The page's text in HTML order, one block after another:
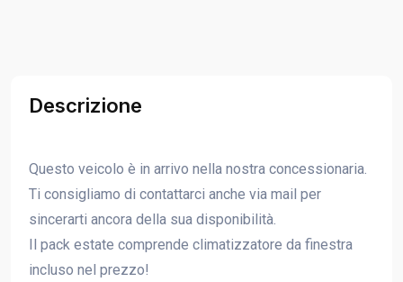
Descrizione
Questo veicolo è in arrivo nella nostra concessionaria.
Ti consigliamo di contattarci anche via mail per
sincerarti ancora della sua disponibilità.
Il pack estate comprende climatizzatore da finestra
incluso nel prezzo!